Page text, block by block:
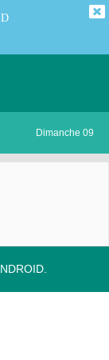
Dimanche 09